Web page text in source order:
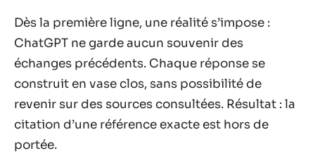
Dès la première ligne, une réalité s’impose :
ChatGPT ne garde aucun souvenir des
échanges précédents. Chaque réponse se
construit en vase clos, sans possibilité de
revenir sur des sources consultées. Résultat : la
citation d’une référence exacte est hors de
portée.